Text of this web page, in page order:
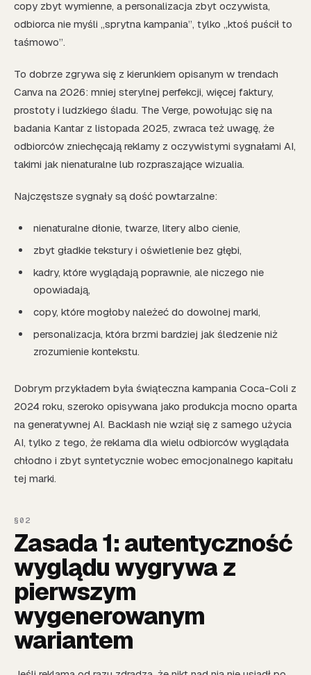
copy zbyt wymienne, a personalizacja zbyt oczywista,
odbiorca nie myśli „sprytna kampania”, tylko „ktoś puścił to
taśmowo”.
To dobrze zgrywa się z kierunkiem opisanym w trendach
Canva na 2026: mniej sterylnej perfekcji, więcej faktury,
prostoty i ludzkiego śladu. The Verge, powołując się na
badania Kantar z listopada 2025, zwraca też uwagę, że
odbiorców zniechęcają reklamy z oczywistymi sygnałami AI,
takimi jak nienaturalne lub rozpraszające wizualia.
Najczęstsze sygnały są dość powtarzalne:
nienaturalne dłonie, twarze, litery albo cienie,
zbyt gładkie tekstury i oświetlenie bez głębi,
kadry, które wyglądają poprawnie, ale niczego nie
opowiadają,
copy, które mogłoby należeć do dowolnej marki,
personalizacja, która brzmi bardziej jak śledzenie niż
zrozumienie kontekstu.
Dobrym przykładem była świąteczna kampania Coca-Coli z
2024 roku, szeroko opisywana jako produkcja mocno oparta
na generatywnej AI. Backlash nie wziął się z samego użycia
AI, tylko z tego, że reklama dla wielu odbiorców wyglądała
chłodno i zbyt syntetycznie wobec emocjonalnego kapitału
tej marki.
Zasada 1: autentyczność
wyglądu wygrywa z
pierwszym
wygenerowanym
wariantem